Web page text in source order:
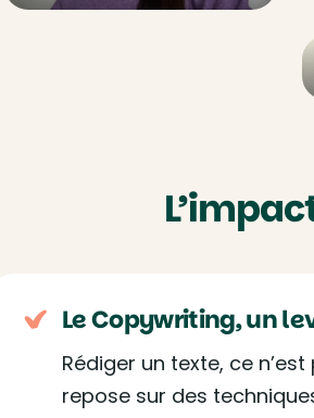
Le Copywriting, un
Rédiger un texte, ce
repose sur des